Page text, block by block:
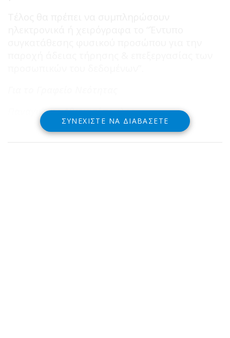
Παναγιώτης Αθανασόπουλος
ΣΥΝΕΧΊΣΤΕ ΝΑ ΔΙΑΒΆΣΕΤΕ